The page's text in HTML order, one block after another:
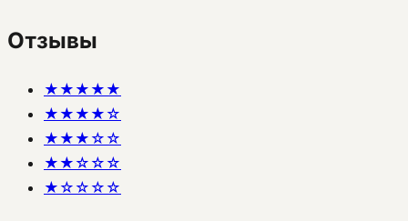
Отзывы
★★★★★
★★★★☆
★★★☆☆
★★☆☆☆
★☆☆☆☆